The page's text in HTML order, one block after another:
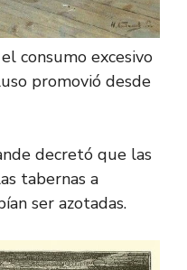
consumo excesivo
promovió desde
decretó que las
tabernas a
ser azotadas.